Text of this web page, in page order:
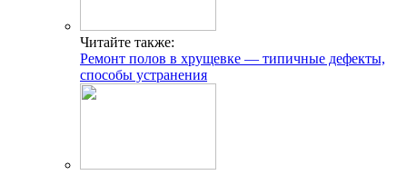
Читайте также:
Ремонт полов в хрущевке — типичные дефекты,
способы устранения